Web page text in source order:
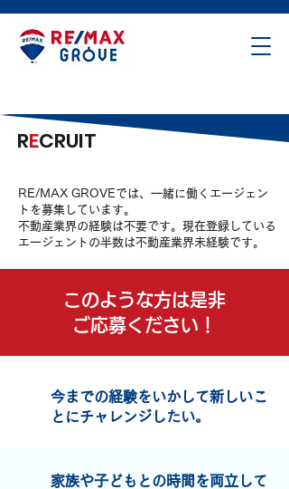
RECRUIT
RE/MAX GROVEでは、一緒に働くエージェン
トを募集しています。
​不動産業界の経験は不要です。現在登録している
エージェントの半数は不動産業界未経験です。
このような方は是非
ご応募ください！
今までの経験をいかして新しいこ
とにチャレンジしたい。
家族や子どもとの時間を両立して